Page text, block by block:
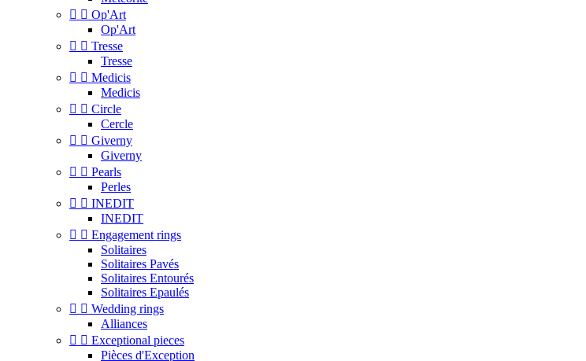
  Op'Art
Op'Art
  Tresse
Tresse
  Medicis
Medicis
  Circle
Cercle
  Giverny
Giverny
  Pearls
Perles
  INEDIT
INEDIT
  Engagement rings
Solitaires
Solitaires Pavés
Solitaires Entourés
Solitaires Epaulés
  Wedding rings
Alliances
  Exceptional pieces
Pièces d'Exception